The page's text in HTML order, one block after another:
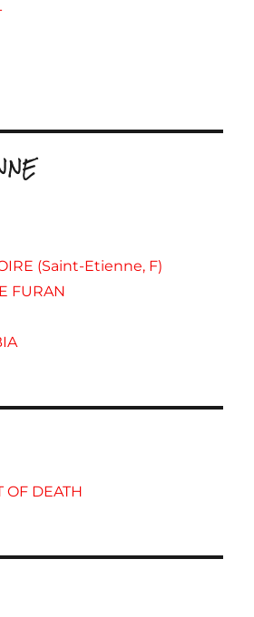
(Saint-Etienne, F)
FURAN
OF DEATH